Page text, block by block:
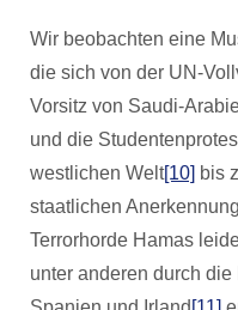
Wir beobachten eine
die sich von der UN-
Vorsitz von Saudi-
und die
westlichen Welt[10] bis
staatlichen
Terrorhorde Hamas
unter anderen durch